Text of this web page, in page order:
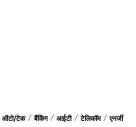
ऑटो/टेक बैंकिंग आईटी टेलिकॉम
एनर्जी